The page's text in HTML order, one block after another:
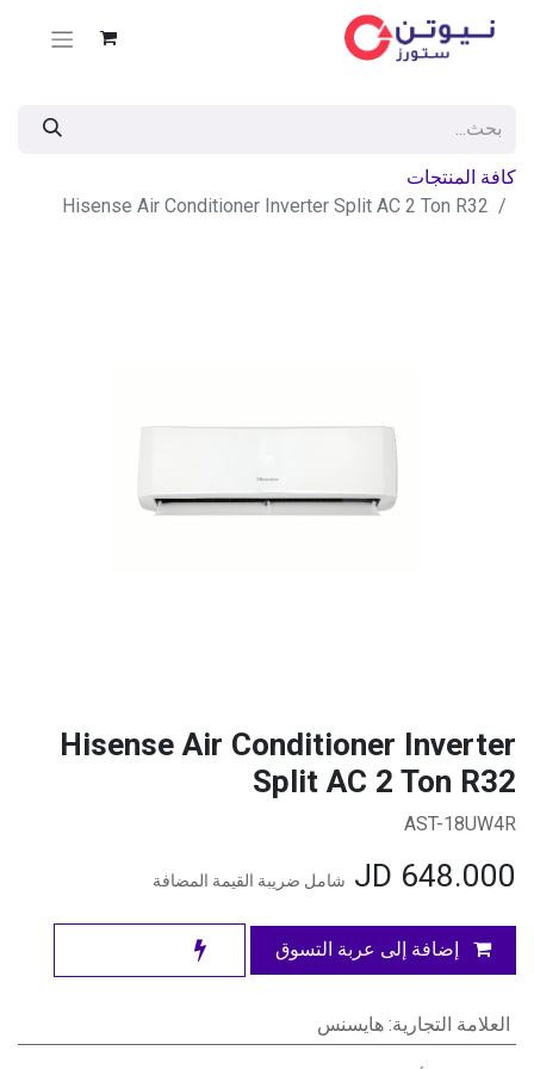
كافة المنتجات
Hisense Air Conditioner Inverter Split AC 2 Ton R32
Hisense Air Conditioner Inverter
Split AC 2 Ton R32
AST-18UW4R
648.000 شامل ضريبة القيمة المضافة
إضافة إلى عربة التسوق
العلامة التجارية: هايسنس